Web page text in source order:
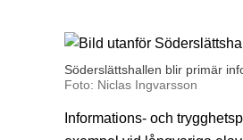
Söderslättshallen blir primär
Foto: Niclas Ingvarsson
Informations- och